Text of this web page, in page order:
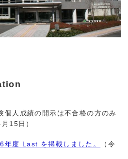
個人成績の開示は不合格の方のみ
15日）
年度 Last を掲載しました。
（令